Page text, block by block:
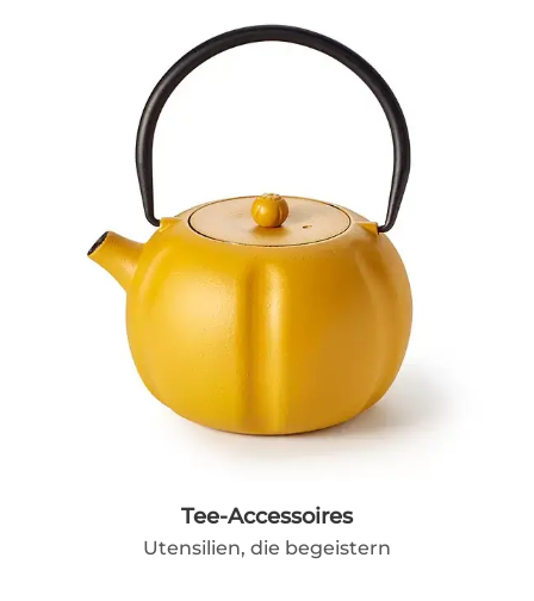
Tee-Accessoires
Utensilien, die begeistern